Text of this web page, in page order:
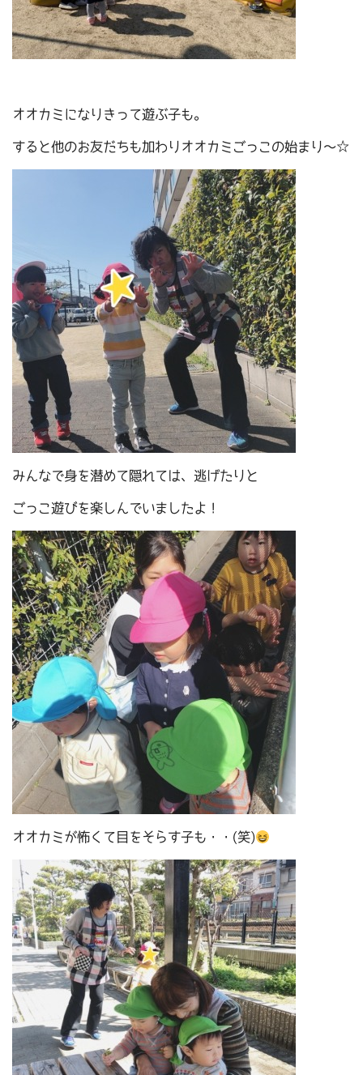
オオカミになりきって遊ぶ子も。
すると他のお友だちも加わりオオカミごっこの始まり～☆
みんなで身を潜めて隠れては、逃げたりと
ごっこ遊びを楽しんでいましたよ！
オオカミが怖くて目をそらす子も・・(笑)